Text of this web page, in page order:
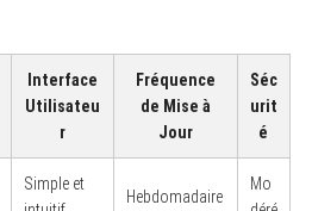
Interface
Utilisateu
r
Fréquence
de Mise à
Jour
Séc
urit
é
Simple et
Hebdomadaire
Mo